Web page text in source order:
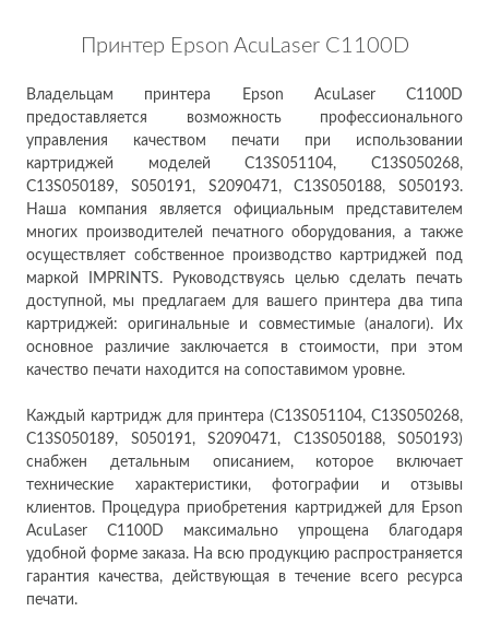
Принтер Epson AcuLaser C1100D
Владельцам принтера Epson AcuLaser C1100D
предоставляется возможность профессионального
управления качеством печати при использовании
картриджей моделей C13S051104, C13S050268,
C13S050189, S050191, S2090471, C13S050188, S050193.
Наша компания является официальным представителем
многих производителей печатного оборудования, а также
осуществляет собственное производство картриджей под
маркой IMPRINTS. Руководствуясь целью сделать печать
доступной, мы предлагаем для вашего принтера два типа
картриджей: оригинальные и совместимые (аналоги). Их
основное различие заключается в стоимости, при этом
качество печати находится на сопоставимом уровне.
Каждый картридж для принтера (C13S051104, C13S050268,
C13S050189, S050191, S2090471, C13S050188, S050193)
снабжен детальным описанием, которое включает
технические характеристики, фотографии и отзывы
клиентов. Процедура приобретения картриджей для Epson
AcuLaser C1100D максимально упрощена благодаря
удобной форме заказа. На всю продукцию распространяется
гарантия качества, действующая в течение всего ресурса
печати.